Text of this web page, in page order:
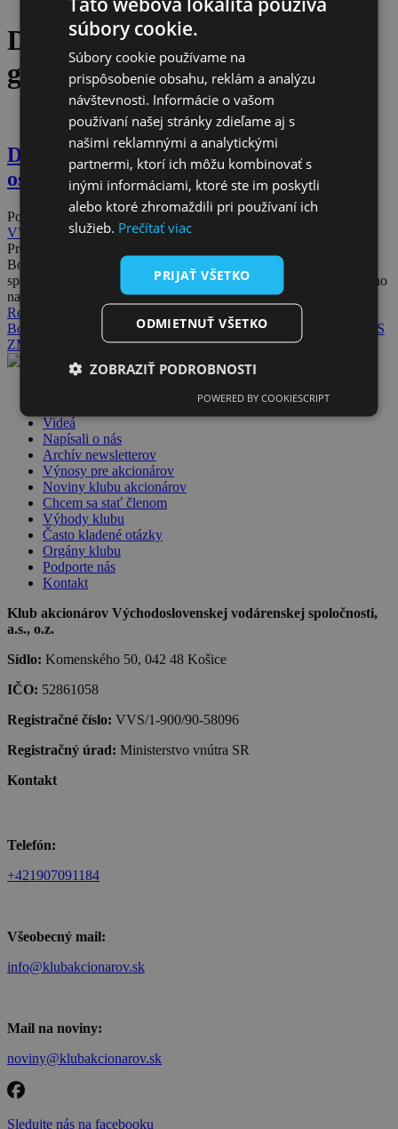
Dlhopisový program
garantovaných výnosov
Dlhopisový program je inšpiratívny pre
ostatné samosprávy
Posted on 29 januára, 2025 29 januára, 2025 by Klub akcionárov
VVS
Predseda Združenia miest a obcí Slovenska doc. PaedDr. Jozef
Božik PhD. považuje výplatu výnosov samosprávam za dobrú
správu. Dlhopisový program garantovaných výnosov je podľa neho
na Sloven[...]
Read more
Božik
Dlhopisový program garantovaných výnosov
VVS
ZMOS
Videá
Napísali o nás
Archív newsletterov
Výnosy pre akcionárov
Noviny klubu akcionárov
Chcem sa stať členom
Výhody klubu
Často kladené otázky
Orgány klubu
Podporte nás
Kontakt
Klub akcionárov Východoslovenskej vodárenskej spoločnosti,
a.s., o.z.
Sídlo: Komenského 50, 042 48 Košice
IČO: 52861058
Registračné číslo: VVS/1-900/90-58096
Registračný úrad: Ministerstvo vnútra SR
Kontakt
Telefón:
+421907091184
Všeobecný mail:
info@klubakcionarov.sk
Mail na noviny:
noviny@klubakcionarov.sk
Sledujte nás na facebooku
súbory cookie.
Súbory cookie používame na
prispôsobenie obsahu, reklám a analýzu
návštevnosti. Informácie o vašom
používaní našej stránky zdieľame aj s
našimi reklamnými a analytickými
partnermi, ktorí ich môžu kombinovať s
inými informáciami, ktoré ste im poskytli
alebo ktoré zhromaždili pri používaní ich
služieb. Prečítať viac
PRIJAŤ VŠETKO
ODMIETNUŤ VŠETKO
ZOBRAZIŤ PODROBNOSTI
POWERED BY COOKIESCRIPT